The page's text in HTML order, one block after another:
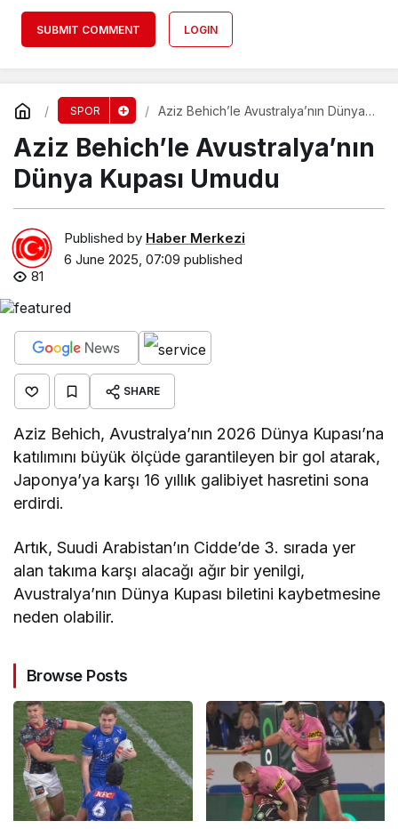
SUBMIT COMMENT LOGIN
SPOR
Aziz Behich’le Avustralya’nın Dünya
Aziz Behich’le Avustralya’nın
Dünya Kupası Umudu
Published by Haber Merkezi
6 June 2025, 07:09 published
81
SHARE
Aziz Behich, Avustralya’nın 2026 Dünya Kupası’na
katılımını büyük ölçüde garantileyen bir gol atarak,
Japonya’ya karşı 16 yıllık galibiyet hasretini sona
erdirdi.
Artık, Suudi Arabistan’ın Cidde’de 3. sırada yer
alan takıma karşı alacağı ağır bir yenilgi,
Avustralya’nın Dünya Kupası biletini kaybetmesine
neden olabilir.
Browse Posts